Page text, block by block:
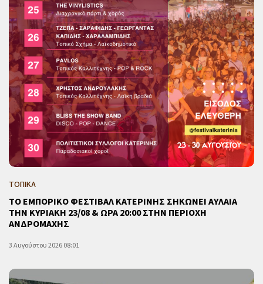
ΤΟΠΙΚΑ
ΤΟ ΕΜΠΟΡΙΚΟ ΦΕΣΤΙΒΑΛ ΚΑΤΕΡΙΝΗΣ ΣΗΚΩΝΕΙ ΑΥΛΑΙΑ
ΤΗΝ ΚΥΡΙΑΚΗ 23/08 & ΩΡΑ 20:00 ΣΤΗΝ ΠΕΡΙΟΧΗ
ΑΝΔΡΟΜΑΧΗΣ
3 Αυγούστου 2026 08:01